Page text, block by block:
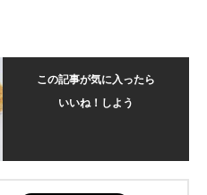
この記事が気に入ったら
いいね！しよう